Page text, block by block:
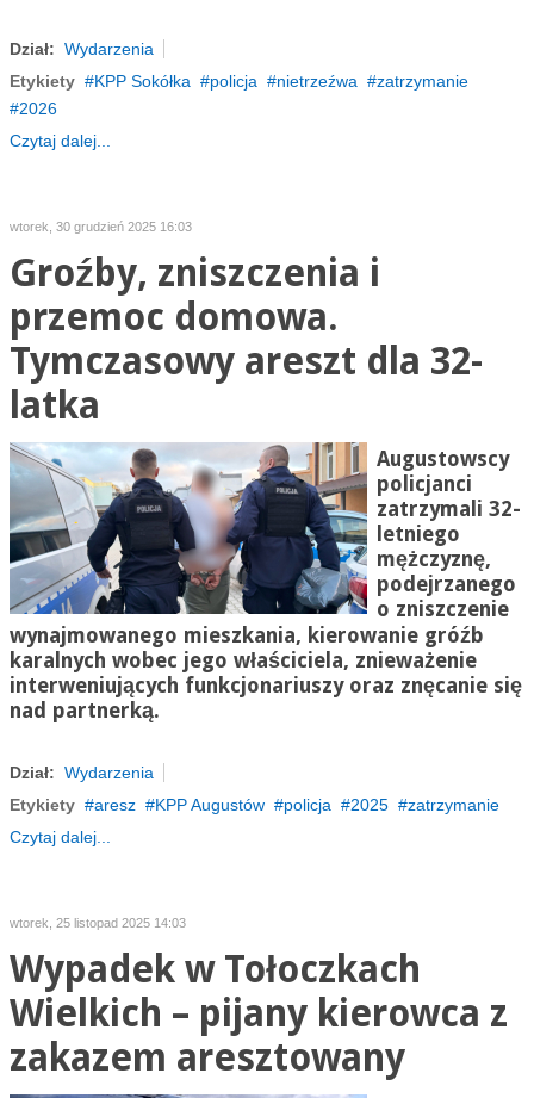
Dział: Wydarzenia
Etykiety
KPP Sokółka policja nietrzeźwa
zatrzymanie
2026
Czytaj dalej...
wtorek, 30 grudzień 2025 16:03
Groźby, zniszczenia i
przemoc domowa.
Tymczasowy areszt dla 32-
latka
Augustowscy
policjanci
zatrzymali 32-
letniego
mężczyznę,
podejrzanego
o zniszczenie
wynajmowanego mieszkania, kierowanie gróźb
karalnych wobec jego właściciela, znieważenie
interweniujących funkcjonariuszy oraz znęcanie się
nad partnerką.
Dział: Wydarzenia
Etykiety
aresz KPP Augustów policja 2025
zatrzymanie
Czytaj dalej...
wtorek, 25 listopad 2025 14:03
Wypadek w Tołoczkach
Wielkich – pijany kierowca z
zakazem aresztowany